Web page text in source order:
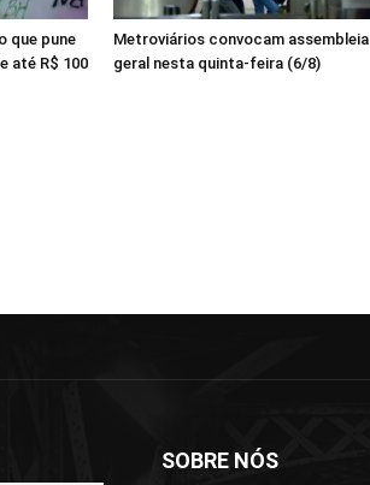
que pune
até R$ 100
Metroviários convocam assembleia
geral nesta quinta-feira (6/8)
SOBRE NÓS